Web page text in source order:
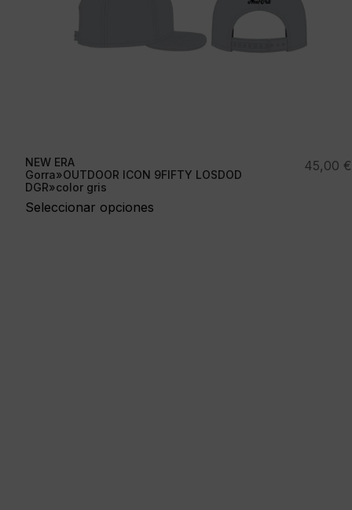
NEW ERA
Gorra»OUTDOOR ICON 9FIFTY LOSDOD
DGR»color gris
Seleccionar opciones
45,00 €